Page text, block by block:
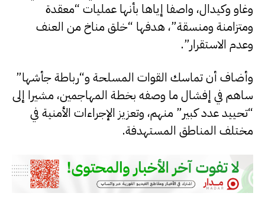
وغاو وكيدال، واصفا إياها بأنها عمليات “معقدة
ومتزامنة ومنسقة”، هدفها “خلق مناخ من العنف
وعدم الاستقرار”.
وأضاف أن تماسك القوات المسلحة و“رباطة جأشها”
ساهم في إفشال ما وصفه بخطة المهاجمين، مشيرا إلى
“تحييد عدد كبير” منهم، وتعزيز الإجراءات الأمنية في
مختلف المناطق المستهدفة.